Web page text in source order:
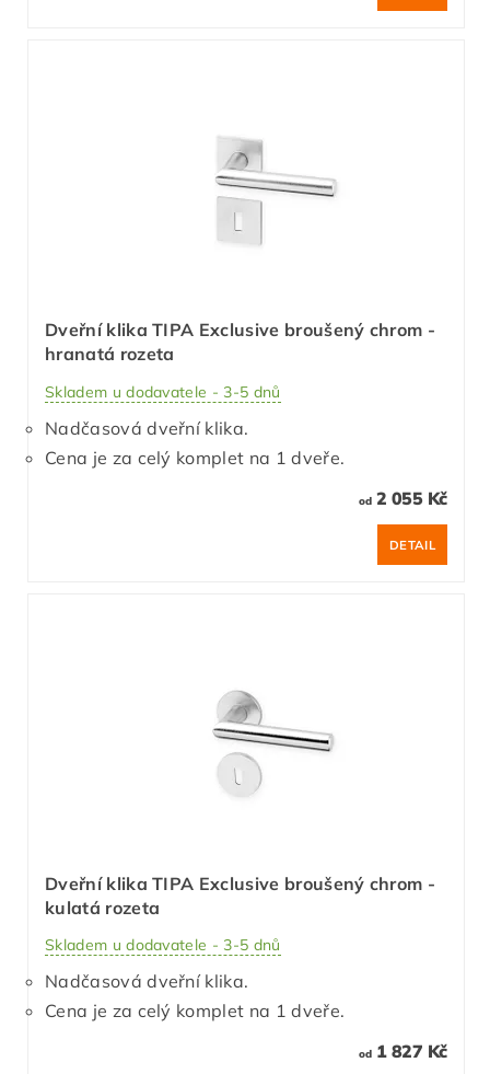
Dveřní klika TIPA Exclusive broušený chrom -
hranatá rozeta
Skladem u dodavatele - 3-5 dnů
Nadčasová dveřní klika.
Cena je za celý komplet na 1 dveře.
od2 055 Kč
DETAIL
Dveřní klika TIPA Exclusive broušený chrom -
kulatá rozeta
Skladem u dodavatele - 3-5 dnů
Nadčasová dveřní klika.
Cena je za celý komplet na 1 dveře.
od1 827 Kč